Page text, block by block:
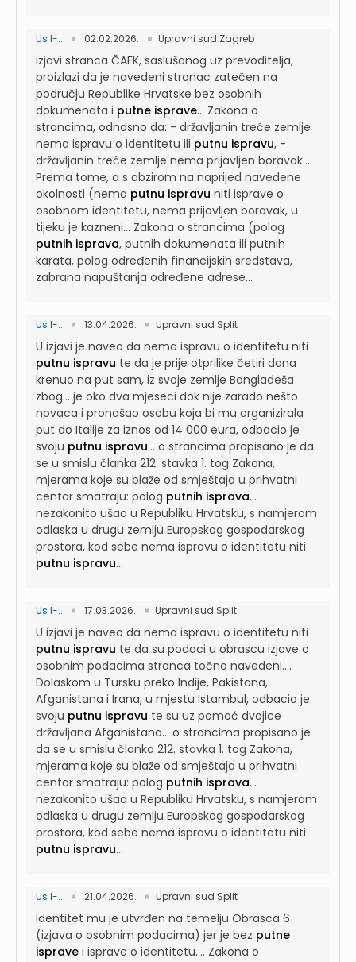
Us I-... 02.02.2026. Upravni sud Zagreb
izjavi stranca ČAFK, saslušanog uz prevoditelja,
proizlazi da je navedeni stranac zatečen na
području Republike Hrvatske bez osobnih
dokumenata i putne isprave... Zakona o
strancima, odnosno da: - državljanin treće zemlje
nema ispravu o identitetu ili putnu ispravu, -
državljanin treće zemlje nema prijavljen boravak...
Prema tome, a s obzirom na naprijed navedene
okolnosti (nema putnu ispravu niti isprave o
osobnom identitetu, nema prijavljen boravak, u
tijeku je kazneni... Zakona o strancima (polog
putnih isprava, putnih dokumenata ili putnih
karata, polog određenih financijskih sredstava,
zabrana napuštanja određene adrese...
Us I-... 13.04.2026. Upravni sud Split
U izjavi je naveo da nema ispravu o identitetu niti
putnu ispravu te da je prije otprilike četiri dana
krenuo na put sam, iz svoje zemlje Bangladeša
zbog... je oko dva mjeseci dok nije zarado nešto
novaca i pronašao osobu koja bi mu organizirala
put do Italije za iznos od 14 000 eura, odbacio je
svoju putnu ispravu... o strancima propisano je da
se u smislu članka 212. stavka 1. tog Zakona,
mjerama koje su blaže od smještaja u prihvatni
centar smatraju: polog putnih isprava...
nezakonito ušao u Republiku Hrvatsku, s namjerom
odlaska u drugu zemlju Europskog gospodarskog
prostora, kod sebe nema ispravu o identitetu niti
putnu ispravu...
Us I-... 17.03.2026. Upravni sud Split
U izjavi je naveo da nema ispravu o identitetu niti
putnu ispravu te da su podaci u obrascu izjave o
osobnim podacima stranca točno navedeni....
Dolaskom u Tursku preko Indije, Pakistana,
Afganistana i Irana, u mjestu Istambul, odbacio je
svoju putnu ispravu te su uz pomoć dvojice
državljana Afganistana... o strancima propisano je
da se u smislu članka 212. stavka 1. tog Zakona,
mjerama koje su blaže od smještaja u prihvatni
centar smatraju: polog putnih isprava...
nezakonito ušao u Republiku Hrvatsku, s namjerom
odlaska u drugu zemlju Europskog gospodarskog
prostora, kod sebe nema ispravu o identitetu niti
putnu ispravu...
Us I-... 21.04.2026. Upravni sud Split
Identitet mu je utvrđen na temelju Obrasca 6
(izjava o osobnim podacima) jer je bez putne
isprave i isprave o identitetu.... Zakona o